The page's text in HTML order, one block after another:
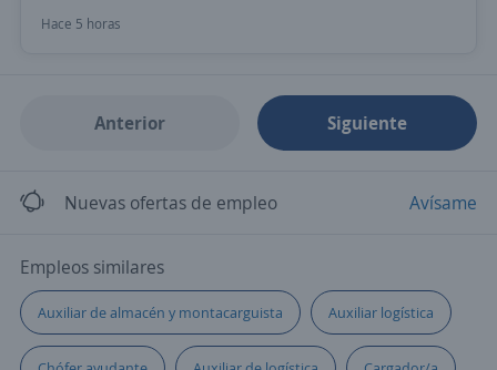
Hace 5 horas
Anterior Siguiente
Nuevas ofertas de empleo Avísame
Empleos similares
Auxiliar de almacén y montacarguista Auxiliar logística